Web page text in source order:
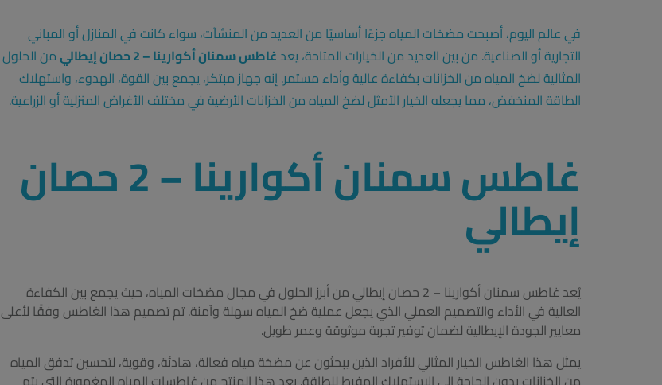
في عالم اليوم، أصبحت مضخات المياه جزءًا أساسيًا من العديد من المنشآت، سواء كانت في المنازل أو المباني
التجارية أو الصناعية. من بين العديد من الخيارات المتاحة، يعدغاطس سمنان أكوارينا – 2 حصان إيطالي
من الحلول
المثالية لضخ المياه من الخزانات بكفاءة عالية وأداء مستمر. إنه جهاز مبتكر، يجمع بين القوة، الهدوء، واستهلاك
الطاقة المنخفض، مما يجعله الخيار الأمثل لضخ المياه من الخزانات الأرضية في مختلف الأغراض المنزلية أو الزراعية.
غاطس سمنان أكوارينا – 2 حصان
إيطالي
يُعد غاطس سمنان أكوارينا – 2 حصان إيطالي من أبرز الحلول في مجال مضخات المياه، حيث يجمع بين الكفاءة
العالية في الأداء والتصميم العملي الذي يجعل عملية ضخ المياه سهلة وآمنة. تم تصميم هذا الغاطس وفقًا لأعلى
معايير الجودة الإيطالية لضمان توفير تجربة موثوقة وعمر طويل.
يمثل هذا الغاطس الخيار المثالي للأفراد الذين يبحثون عن مضخة مياه فعالة، هادئة، وقوية، لتحسين تدفق المياه